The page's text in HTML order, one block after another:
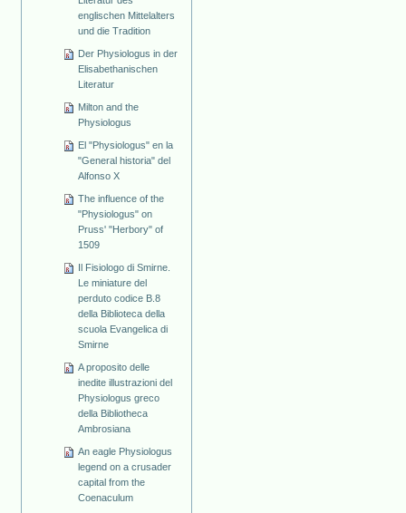
englischen Mittelalters
und die Tradition
Der Physiologus in der
Elisabethanischen
Literatur
Milton and the
Physiologus
El "Physiologus" en la
"General historia" del
Alfonso X
The influence of the
"Physiologus" on
Pruss' "Herbory" of
1509
Il Fisiologo di Smirne.
Le miniature del
perduto codice B.8
della Biblioteca della
scuola Evangelica di
Smirne
A proposito delle
inedite illustrazioni del
Physiologus greco
della Bibliotheca
Ambrosiana
An eagle Physiologus
legend on a crusader
capital from the
Coenaculum